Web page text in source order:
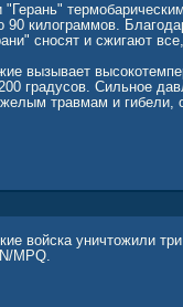
"Герань"
90 килограммов.
сносят и сжигают
вызывает
градусов. Сильное
травмам и
войска уничтожили
MPQ.